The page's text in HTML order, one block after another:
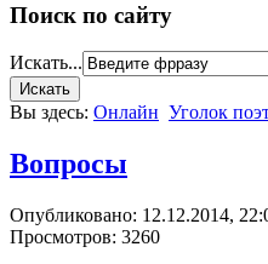
Поиск по сайту
Искать...
Вы здесь: Онлайн Уголок
Вопросы
Опубликовано: 12.12.2014,
Просмотров: 3260